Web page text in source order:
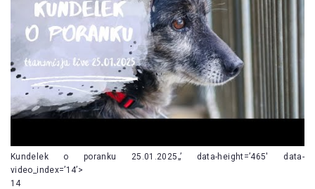
Kundelek o poranku 25.01.2025„’ data-height=’465′ data-
video_index=’14’>
14